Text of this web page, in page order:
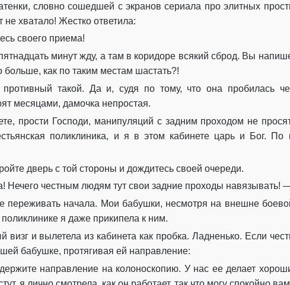
Глава 14. Сан Саныч
Глава 16. Сан Саныч
Глава 22. Лиля
Глава 24. Сан Саныч
Глава 25. Сан Саныч
словно сошедшей с экранов сериала про элитных
хватало! Жестко ответила:
своего приема!
минут жду, а там в коридоре всякий сброд. Вы
больше, как по таким местам шастать?!
такой. Да и, судя по тому, что она пробилась
месяцами, дамочка непростая.
прости Господи, манипуляций с задним проходом не
поликлиника, и я в этом кабинете царь и Бог.
дверь с той стороны и дождитесь своей очереди.
честным людям тут свои задние проходы навязывать!
переживать начала. Мои бабушки, несмотря на внешне
я даже прикипела к ним.
визг и вылетела из кабинета как пробка. Ладненько. Если
бабушке, протягивая ей направление:
направление на колоноскопию. У нас ее делает